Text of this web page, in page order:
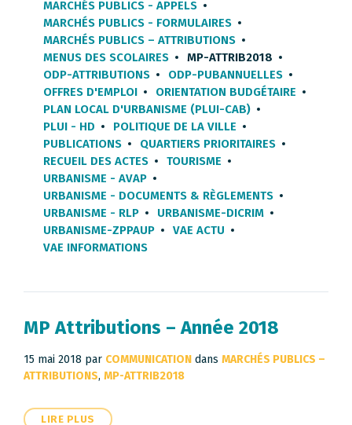
MARCHÉS PUBLICS - APPELS
MARCHÉS PUBLICS - FORMULAIRES
MARCHÉS PUBLICS – ATTRIBUTIONS
MENUS DES SCOLAIRES
MP-ATTRIB2018
ODP-ATTRIBUTIONS
ODP-PUBANNUELLES
OFFRES D'EMPLOI
ORIENTATION BUDGÉTAIRE
PLAN LOCAL D'URBANISME (PLUI-CAB)
PLUI - HD
POLITIQUE DE LA VILLE
PUBLICATIONS
QUARTIERS PRIORITAIRES
RECUEIL DES ACTES
TOURISME
URBANISME - AVAP
URBANISME - DOCUMENTS & RÈGLEMENTS
URBANISME - RLP
URBANISME-DICRIM
URBANISME-ZPPAUP
VAE ACTU
VAE INFORMATIONS
MP Attributions – Année 2018
15 mai 2018 par COMMUNICATION dans MARCHÉS PUBLICS –
ATTRIBUTIONS, MP-ATTRIB2018
LIRE PLUS